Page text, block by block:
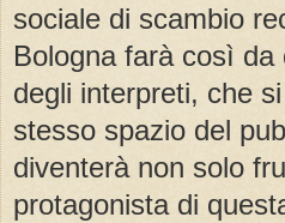
sociale di scambio
Bologna farà così da
degli interpreti, che
stesso spazio del
diventerà non solo
protagonista di